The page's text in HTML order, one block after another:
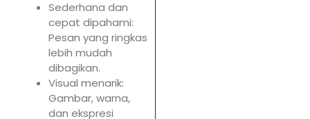
Sederhana dan
cepat dipahami:
Pesan yang ringkas
lebih mudah
dibagikan.
Visual menarik:
Gambar, warna,
dan ekspresi